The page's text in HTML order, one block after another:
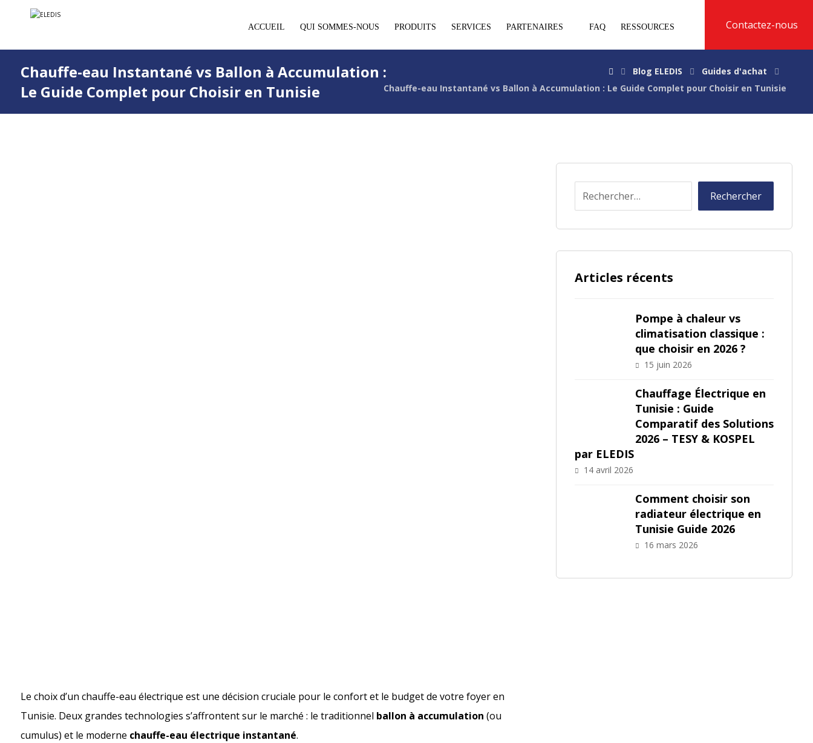
Contactez-nous
ACCUEIL QUI SOMMES-NOUS PRODUITS SERVICES PARTENAIRES FAQ RESSOURCES
Chauffe-eau Instantané vs Ballon à Accumulation :
Le Guide Complet pour Choisir en Tunisie
Blog ELEDIS
Guides d'achat
Chauffe-eau Instantané vs Ballon à Accumulation : Le Guide Complet pour Choisir en Tunisie
Le choix d’un chauffe-eau électrique est une décision cruciale pour le confort et le budget de votre foyer en
Tunisie. Deux grandes technologies s’affrontent sur le marché : le traditionnel ballon à accumulation (ou
cumulus) et le moderne chauffe-eau électrique instantané.
Articles récents
Pompe à chaleur vs
climatisation classique :
que choisir en 2026 ?
15 juin 2026
Chauffage Électrique en
Tunisie : Guide
Comparatif des Solutions
2026 – TESY & KOSPEL
par ELEDIS
14 avril 2026
Comment choisir son
radiateur électrique en
Tunisie Guide 2026
16 mars 2026